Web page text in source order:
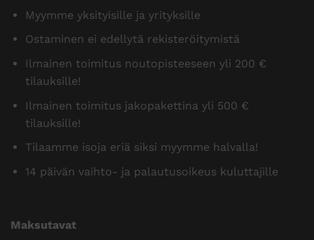
Myymme yksityisille ja yrityksille
Ostaminen ei edellytä rekisteröitymistä
Ilmainen toimitus noutopisteeseen yli 200 €
tilauksille!
Ilmainen toimitus jakopakettina yli 500 €
tilauksille!
Tilaamme isoja eriä siksi myymme halvalla!
14 päivän vaihto- ja palautusoikeus kuluttajille
Maksutavat